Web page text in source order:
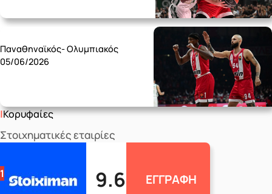
Παναθηναϊκός- Ολυμπιακός
05/06/2026
Κορυφαίες
Στοιχηματικές εταιρίες
1 9.6 ΕΓΓΡΑΦΗ